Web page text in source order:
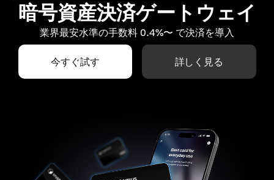
暗号資産決済ゲートウェイ
業界最安水準の手数料 0.4%〜 で決済を導入
今すぐ試す 詳しく見る